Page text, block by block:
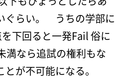
ぐらい。 うちの学部に
下回ると一発Fail 俗に
なら追試の権利もな
が不可能になる。